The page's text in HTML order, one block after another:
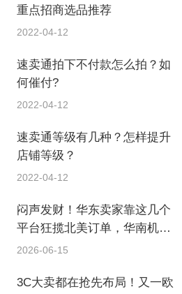
重点招商选品推荐
2022-04-12
速卖通拍下不付款怎么拍？如
何催付?
2022-04-12
速卖通等级有几种？怎样提升
店铺等级？
2022-04-12
闷声发财！华东卖家靠这几个
平台狂揽北美订单，华南机会
来了！
2026-06-15
3C大卖都在抢先布局！又一欧